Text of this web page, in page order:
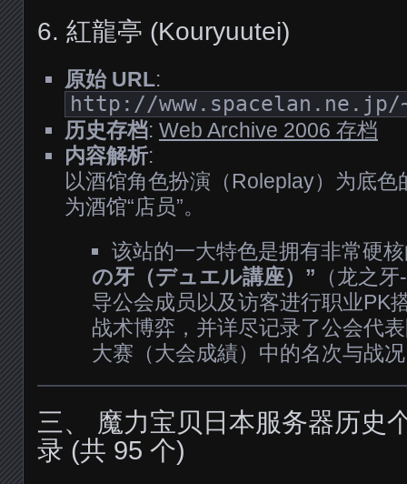
6. 紅龍亭 (Kouryuutei)
原始 URL:
http://
历史存档: Web Archive 2006 存档
内容解析:
以酒馆角色扮演（Roleplay）为底
为酒馆“店员”。
该站的一大特色是拥有非常硬
の牙（デュエル講座）” （龙之
导公会成员以及访客进行职业PK
战术博弈，并详尽记录了公会代
大赛（大会成績）中的名次与战
三、 魔力宝贝日本服务器历史
录 (共 95 个)